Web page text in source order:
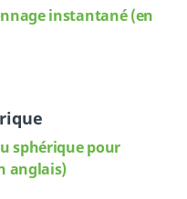
instantané (en
sphérique pour
anglais)